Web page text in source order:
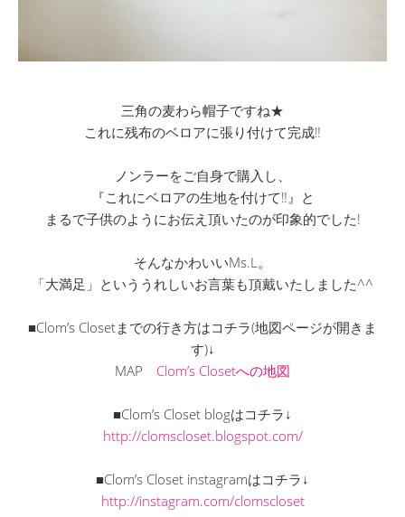
三角の麦わら帽子ですね★
これに残布のベロアに張り付けて完成‼
ノンラーをご自身で購入し、
『これにベロアの生地を付けて‼』と
まるで子供のようにお伝え頂いたのが印象的でした!
そんなかわいいMs.L。
「大満足」といううれしいお言葉も頂戴いたしました^^
■Clom’s Closetまでの行き方はコチラ(地図ページが開きま
す)↓
MAP Clom’s Closetへの地図
■Clom’s Closet blogはコチラ↓
http://clomscloset.blogspot.com/
■Clom’s Closet instagramはコチラ↓
http://instagram.com/clomscloset